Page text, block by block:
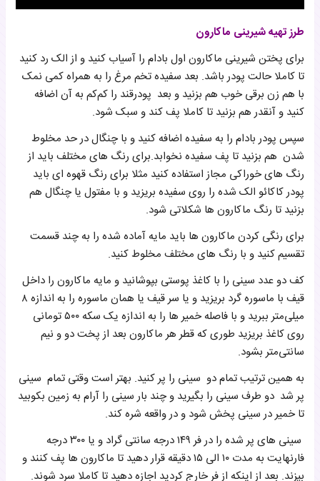
طرز تهیه شیرینی ماکارون
برای پختن شیرینی ماکارون اول بادام را آسیاب کنید و از الک رد کنید
تا کاملا حالت پودر باشد. بعد سفیده تخم مرغ را به همراه کمی نمک
با هم زن برقی خوب هم بزنید و بعد پودرقند را کم‌کم به آن اضافه
کنید و آنقدر هم بزنید تا کاملا پف کند و سبک شود.
سپس پودر بادام را به سفیده اضافه کنید و با چنگال در حد مخلوط
شدن هم بزنید تا پف سفیده نخوابد.برای رنگ های مختلف باید از
رنگ های خوراکی مجاز استفاده کنید مثلا برای رنگ قهوه ای باید
پودر کاکائو الک شده را روی سفیده بریزید و با مفتول یا چنگال هم
بزنید تا رنگ ماکارون ها شکلاتی شود.
برای رنگی کردن ماکارون ها باید مایه آماده شده را به چند قسمت
تقسیم کنید و با رنگ های مختلف مخلوط کنید.
کف دو عدد سینی را با کاغذ پوستی بپوشانید و مایه ماکارون را داخل
قیف با ماسوره گرد بریزید و یا سر قیف یا همان ماسوره را به اندازه ۸
میلی‌متر ببرید و با فاصله خمیر ها را به اندازه یک سکه ۵۰۰ تومانی
روی کاغذ بریزید طوری که قطر هر ماکارون بعد از پخت دو و نیم
سانتی‌متر بشود.
به همین ترتیب تمام دو سینی را پر کنید. بهتر است وقتی تمام سینی
پر شد دو طرف سینی را بگیرید و چند بار سینی را آرام به زمین بکوبید
تا خمیر در سینی پخش شود و در واقعه شره کند.
سینی های پر شده را در فر ۱۴۹ درجه سانتی گراد و یا ۳۰۰ درجه
فارنهایت به مدت ۱۰ الی ۱۵ دقیقه قرار دهید تا ماکارون ها پف کنند و
بپزند. بعد از اینکه از فر خارج کردید اجازه دهید تا کاملا سرد شوند.